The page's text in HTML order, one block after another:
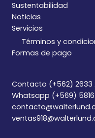
Sustentabilidad
Noticias
Servicios
Términos y
Formas de pago
Contacto (+562) 2633
Whatsapp (+569)